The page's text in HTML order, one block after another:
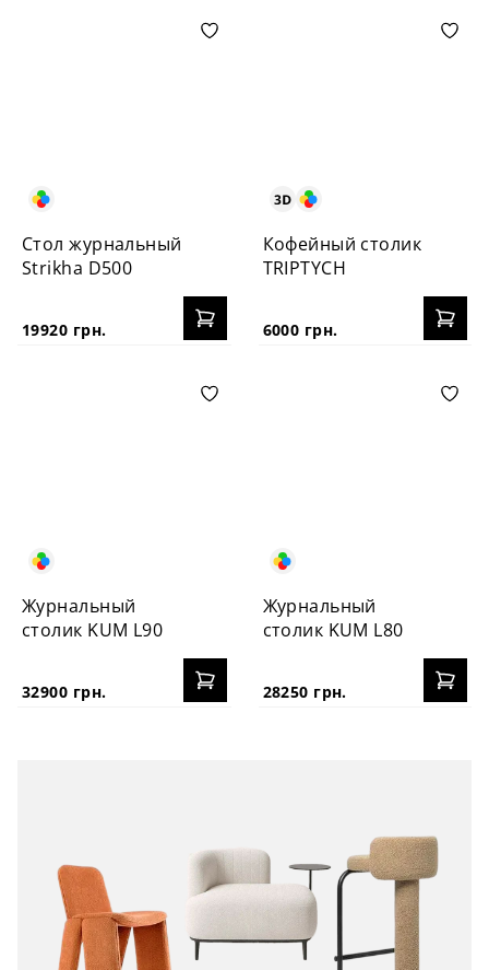
Стол журнальный
Strikha D500
19920 грн.
Кофейный столик
TRIPTYCH
6000 грн.
Журнальный
столик KUM L90
32900 грн.
Журнальный
столик KUM L80
28250 грн.